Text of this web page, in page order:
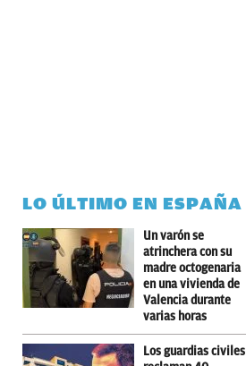
LO ÚLTIMO EN ESPAÑA
Un varón se
atrinchera con su
madre octogenaria
en una vivienda de
Valencia durante
varias horas
Los guardias civiles